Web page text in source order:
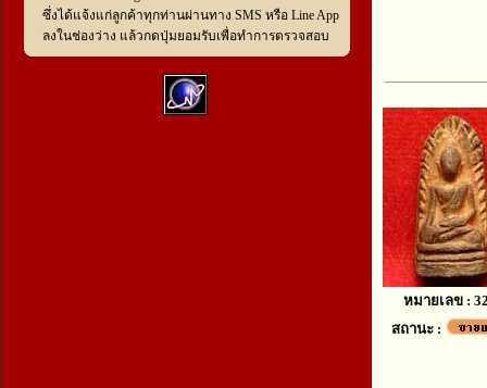
ซึ่งได้แจ้งแก่ลูกค้าทุกท่านผ่านทาง SMS หรือ Line App
ลงในช่องว่าง แล้วกดปุ่มยอมรับเพื่อทำการตรวจสอบ
หมายเลข :
สถานะ :